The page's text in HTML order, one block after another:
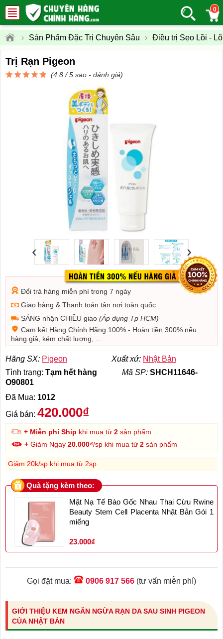
0
› Sản Phẩm Đặc Trị Chuyên Sâu › Điều trị Sẹo Lồi -
Trị Rạn Pigeon
(4.8 / 5 sao - đánh giá)
‹ ›
Đổi trả hàng miễn phí trong 7 ngày
Giao hàng & Thanh toán tận nơi toàn quốc
SÁNG nhận CHIỀU giao (Áp dụng Tp HCM)
Cam kết Hàng Chính Hãng 100% - Hoàn tiền 300% nếu
hàng giả, kém chất lượng, ...
Hãng SX: Pigeon Xuất xứ: Nhật Bản
Tình trạng: Tạm hết hàng Mã SP: SHCH11646-
O90801
Đã Mua: 1012
Giá bán: 420.000₫
+ Miễn phí Ship khi mua từ 2 sản phẩm
+ Giảm Ngay20.000₫/sp khi mua từ2 sản phẩm
Giảm 20k/sp khi mua từ 2sp
Quà tặng kèm theo:
Mặt Nạ Tế Bào Gốc Nhau Thai Cừu Rwine
Beauty Stem Cell Placenta Nhật Bản Gói 1
miếng
23.000₫
Gọi đặt mua: 0906 917 566 (tư vấn miễn phí)
GIỚI THIỆU KEM NGĂN NGỪA RẠN DA SAU SINH PIGEON
CỦA NHẬT BẢN